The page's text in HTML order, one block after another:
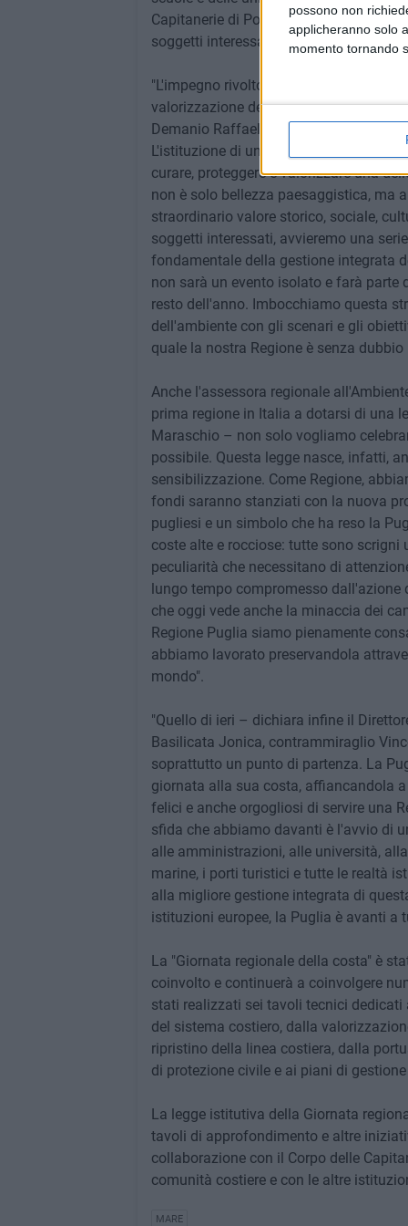
possono non
applicheranno solo
momento tornando
Capitanerie di Porto - Guardia
soggetti interessati alla tutela del
"L'impegno rivolto dalla Regione Puglia
valorizzazione delle sue coste –
Demanio Raffaele Piemontese – trova
L'istituzione di una 'Giornata regionale',
curare, proteggere e valorizzare una
non è solo bellezza paesaggistica, ma
straordinario valore storico, sociale,
soggetti interessati, avvieremo una
fondamentale della gestione integrata
non sarà un evento isolato e farà parte
resto dell'anno. Imbocchiamo questa
dell'ambiente con gli scenari e gli
quale la nostra Regione è senza dubbio
Anche l'assessora regionale
prima regione in Italia a dotarsi di una
Maraschio – non solo vogliamo
possibile. Questa legge nasce, infatti,
sensibilizzazione. Come Regione,
fondi saranno stanziati con la nuova
pugliesi e un simbolo che ha reso la
coste alte e rocciose: tutte sono
peculiarità che necessitano di
lungo tempo compromesso dall'azione
che oggi vede anche la minaccia dei
Regione Puglia siamo pienamente
abbiamo lavorato preservandola
mondo".
"Quello di ieri – dichiara infine il
Basilicata Jonica, contrammiraglio
soprattutto un punto di partenza. La
giornata alla sua costa, affiancandola
felici e anche orgogliosi di servire una
sfida che abbiamo davanti è l'avvio di
alle amministrazioni, alle università,
marine, i porti turistici e tutte le realtà
alla migliore gestione integrata di
istituzioni europee, la Puglia è avanti a
La "Giornata regionale della costa" è
coinvolto e continuerà a coinvolgere
stati realizzati sei tavoli tecnici
del sistema costiero, dalla
ripristino della linea costiera, dalla
di protezione civile e ai piani di
La legge istitutiva della Giornata
tavoli di approfondimento e altre
collaborazione con il Corpo delle
comunità costiere e con le altre
MARE